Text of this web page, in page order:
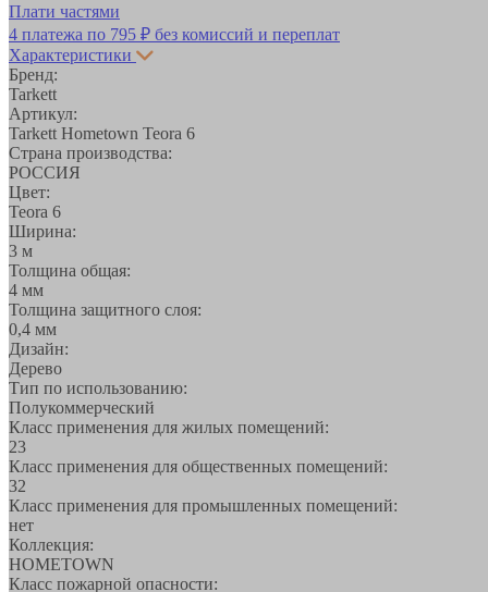
Плати частями
4 платежа по 795 ₽ без комиссий и переплат
Характеристики
Бренд:
Tarkett
Артикул:
Tarkett Hometown Teora 6
Страна производства:
РОССИЯ
Цвет:
Teora 6
Ширина:
3 м
Толщина общая:
4 мм
Толщина защитного слоя:
0,4 мм
Дизайн:
Дерево
Тип по использованию:
Полукоммерческий
Класс применения для жилых помещений:
23
Класс применения для общественных помещений:
32
Класс применения для промышленных помещений:
нет
Коллекция:
HOMETOWN
Класс пожарной опасности: